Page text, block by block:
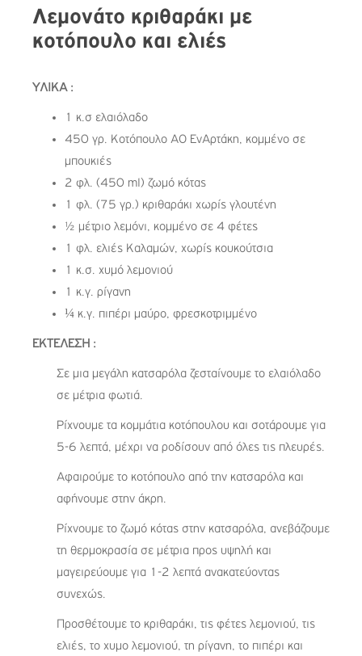
Λεμονάτο κριθαράκι με
κοτόπουλο και ελιές
ΥΛΙΚΑ :
1 κ.σ ελαιόλαδο
450 γρ. Kοτόπουλο ΑΟ ΕνΑρτάκη, κομμένο σε
μπουκιές
2 φλ. (450 ml) ζωμό κότας
1 φλ. (75 γρ.) κριθαράκι χωρίς γλουτένη
½ μέτριο λεμόνι, κομμένο σε 4 φέτες
1 φλ. ελιές Καλαμών, χωρίς κουκούτσια
1 κ.σ. χυμό λεμονιού
1 κ.γ. ρίγανη
¼ κ.γ. πιπέρι μαύρο, φρεσκοτριμμένο
ΕΚΤΕΛΕΣΗ :
Σε μια μεγάλη κατσαρόλα ζεσταίνουμε το ελαιόλαδο
σε μέτρια φωτιά.
Ρίχνουμε τα κομμάτια κοτόπουλου και σοτάρουμε για
5-6 λεπτά, μέχρι να ροδίσουν από όλες τις πλευρές.
Αφαιρούμε το κοτόπουλο από την κατσαρόλα και
αφήνουμε στην άκρη.
Ρίχνουμε το ζωμό κότας στην κατσαρόλα, ανεβάζουμε
τη θερμοκρασία σε μέτρια προς υψηλή και
μαγειρεύουμε για 1-2 λεπτά ανακατεύοντας
συνεχώς.
Προσθέτουμε το κριθαράκι, τις φέτες λεμονιού, τις
ελιές, το χυμο λεμονιού, τη ρίγανη, το πιπέρι και